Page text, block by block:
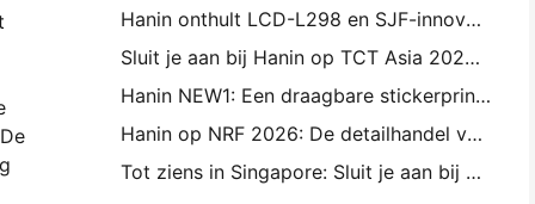
Hanin onthult LCD-L298 en SJF-innovaties voor industriële 3D-printing op TCT Asia 2026
Sluit je aan bij Hanin op TCT Asia 2026 3D Printing Exhibition
Hanin NEW1: Een draagbare stickerprinter maakt zijn weg naar de LOFT-winkels van Japan
Hanin op NRF 2026: De detailhandel versterken met volledige intelligente afdrukoplossingen
Tot ziens in Singapore: Sluit je aan bij Hanin op ITMA ASIA 2025 om getuige te zijn van de nieuwste digitale afdruktechnologie